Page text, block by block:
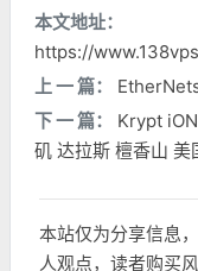
本文地址：
https://
上 一 篇：
下 一 篇：
Krypt
矶 达拉斯 檀香山 美
本站仅为分享信息
人观点，读者购买